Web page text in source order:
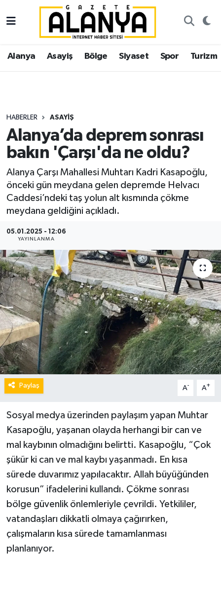
Alanya Asayiş Bölge Siyaset Spor Turizm
HABERLER ASAYIŞ
Alanya’da deprem sonrası
bakın 'Çarşı'da ne oldu?
Alanya Çarşı Mahallesi Muhtarı Kadri Kasapoğlu,
önceki gün meydana gelen depremde Helvacı
Caddesi’ndeki taş yolun alt kısmında çökme
meydana geldiğini açıkladı.
05.01.2025 - 12:06
YAYINLANMA
Paylaş A- A+
Sosyal medya üzerinden paylaşım yapan Muhtar
Kasapoğlu, yaşanan olayda herhangi bir can ve
mal kaybının olmadığını belirtti. Kasapoğlu, “Çok
şükür ki can ve mal kaybı yaşanmadı. En kısa
sürede duvarımız yapılacaktır. Allah büyüğünden
korusun” ifadelerini kullandı. Çökme sonrası
bölge güvenlik önlemleriyle çevrildi. Yetkililer,
vatandaşları dikkatli olmaya çağırırken,
çalışmaların kısa sürede tamamlanması
planlanıyor.
Alanya
Asayiş
Siyaset
Spor
Ekonomi
Gazipaşa
İstanbul Nöbetçi Eczaneler
İstanbul Hava Durumu
Süper Lig Puan Durumu ve Fikstür
Tüm Manşetler
Son Dakika Haberleri
Haber Arşivi